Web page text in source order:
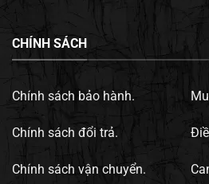
CHÍNH SÁCH
Chính sách bảo hành.
Chính sách đổi trả.
Chính sách vận chuyển.